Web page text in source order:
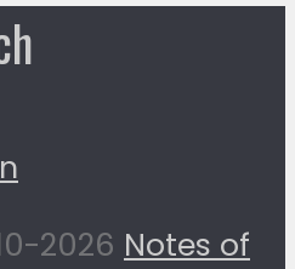
2026 Notes of